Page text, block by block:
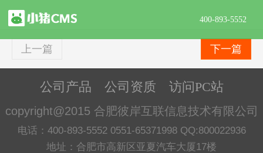
400-893-5552
下一篇
上一篇
公司产品 公司资质 访问PC站
copyright@2015 合肥彼岸互联信息技术有限公司
电话：400-893-5552 0551-65371998 QQ:800022936
地址：合肥市高新区亚夏汽车大厦17楼